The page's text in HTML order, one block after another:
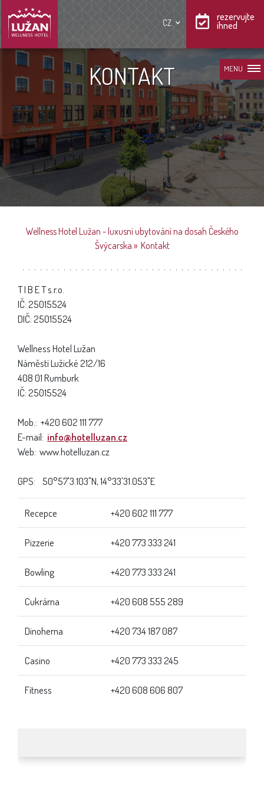
CZ
rezervujte
ihned
MENU
KONTAKT
Wellness Hotel Lužan - luxusní ubytování na dosah Českého
Švýcarska » Kontakt
T I B E T s.r.o.
IČ: 25015524
DIČ: 25015524
Wellness Hotel Lužan
Náměstí Lužické 212/16
408 01 Rumburk
IČ: 25015524
Mob.: +420 602 111 777
E-mail: info@hotelluzan.cz
Web: www.hotelluzan.cz
GPS: 50°57'3.103"N, 14°33'31.053"E
Recepce +420 602 111 777
Pizzerie +420 773 333 241
Bowling +420 773 333 241
Cukrárna +420 608 555 289
Dinoherna +420 734 187 087
Casino +420 773 333 245
Fitness +420 608 606 807